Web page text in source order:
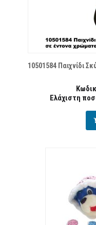
10501584 Παιχνίδι
Ελάχιστη